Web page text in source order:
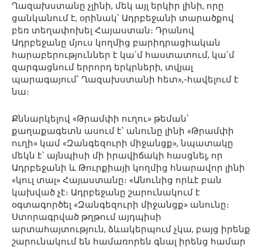
Ղազախստանը չլինի, մեկ այլ երկիր լինի, որը
ցանկանում է, օրինակ՝ Ադրբեջանի տարածքով
բեռ տեղափոխել Հայաստան։ Դրանով
Ադրբեջանը մյուս կողմից բարիդրացիական
հարաբերություններ է կա՛մ հաստատում, կա՛մ
զարգացնում երրորդ երկրների, տվյալ
պարագայում՝ Ղազախստանի հետ»,-հավելում է
նա։
Քննարկելով «Թրամփի ուղու» թեման՝
քաղաքագետն ասում է՝ անունը լինի «Թրամփի
ուղի» կամ «Զանգեզուրի միջանցք», նպատակը
մեկն է՝ այնպիսի մի իրավիճակի հասցնել, որ
Ադրբեջանի և Թուրքիայի կողմից հնարավոր լինի
«կուլ տալ» Հայաստանը։ «Անունից որևէ բան
կախված չէ։ Ադրբեջանը շարունակում է
օգտագործել «Զանգեզուրի միջանցք» անունը։
Ստորագրված թղթում այդպիսի
արտահայտություն, ձևակերպում չկա, բայց իրենք
շարունակում են համառորեն գնալ իրենց համար